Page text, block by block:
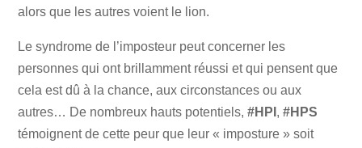
alors que les autres voient le lion.
Le syndrome de l’imposteur peut concerner les
personnes qui ont brillamment réussi et qui pensent que
cela est dû à la chance, aux circonstances ou aux
autres… De nombreux hauts potentiels,#HPI ,#HPS
témoignent de cette peur que leur « imposture » soit